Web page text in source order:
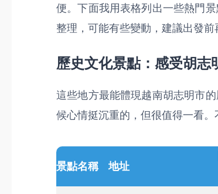
便。下面我用表格列出一些熱門
整理，可能有些變動，建議出發前
歷史文化景點：感受胡志
這些地方最能體現越南胡志明市
候心情挺沉重的，但很值得一看。
景點名稱 地址